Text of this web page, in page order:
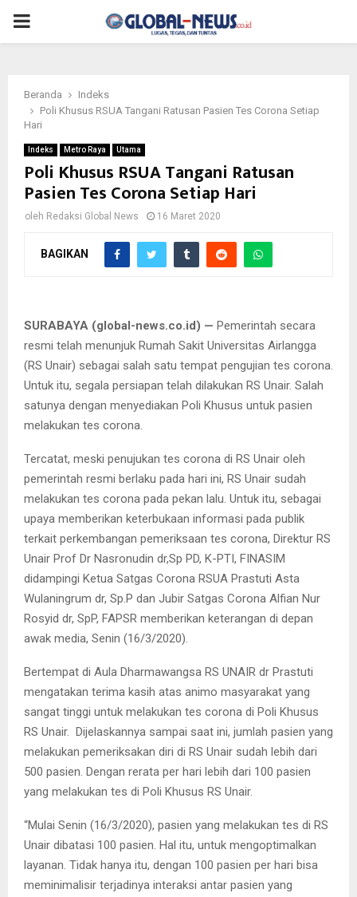
PRIMARY
Beranda
Indeks
Poli Khusus RSUA Tangani Ratusan Pasien Tes Corona Setiap
Hari
Indeks Metro Raya Utama
Poli Khusus RSUA Tangani Ratusan
Pasien Tes Corona Setiap Hari
oleh Redaksi Global News 16 Maret 2020
BAGIKAN
SURABAYA (global-news.co.id) — Pemerintah secara
resmi telah menunjuk Rumah Sakit Universitas Airlangga
(RS Unair) sebagai salah satu tempat pengujian tes corona.
Untuk itu, segala persiapan telah dilakukan RS Unair. Salah
satunya dengan menyediakan Poli Khusus untuk pasien
melakukan tes corona.
Tercatat, meski penujukan tes corona di RS Unair oleh
pemerintah resmi berlaku pada hari ini, RS Unair sudah
melakukan tes corona pada pekan lalu. Untuk itu, sebagai
upaya memberikan keterbukaan informasi pada publik
terkait perkembangan pemeriksaan tes corona, Direktur RS
Unair Prof Dr Nasronudin dr,Sp PD, K-PTI, FINASIM
didampingi Ketua Satgas Corona RSUA Prastuti Asta
Wulaningrum dr, Sp.P dan Jubir Satgas Corona Alfian Nur
Rosyid dr, SpP, FAPSR memberikan keterangan di depan
awak media, Senin (16/3/2020).
Bertempat di Aula Dharmawangsa RS UNAIR dr Prastuti
mengatakan terima kasih atas animo masyarakat yang
sangat tinggi untuk melakukan tes corona di Poli Khusus
RS Unair. Dijelaskannya sampai saat ini, jumlah pasien yang
melakukan pemeriksakan diri di RS Unair sudah lebih dari
500 pasien. Dengan rerata per hari lebih dari 100 pasien
yang melakukan tes di Poli Khusus RS Unair.
“Mulai Senin (16/3/2020), pasien yang melakukan tes di RS
Unair dibatasi 100 pasien. Hal itu, untuk mengoptimalkan
layanan. Tidak hanya itu, dengan 100 pasien per hari bisa
meminimalisir terjadinya interaksi antar pasien yang